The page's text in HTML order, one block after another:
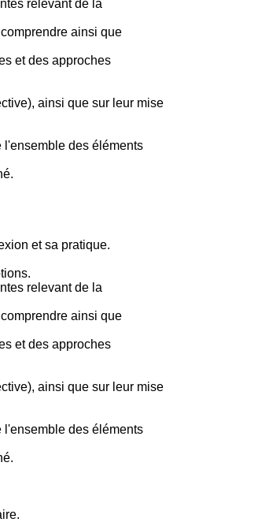
relevant de la
ainsi que
et des approches
ainsi que sur leur mise
l'ensemble des éléments
et sa pratique.
relevant de la
ainsi que
et des approches
ainsi que sur leur mise
l'ensemble des éléments